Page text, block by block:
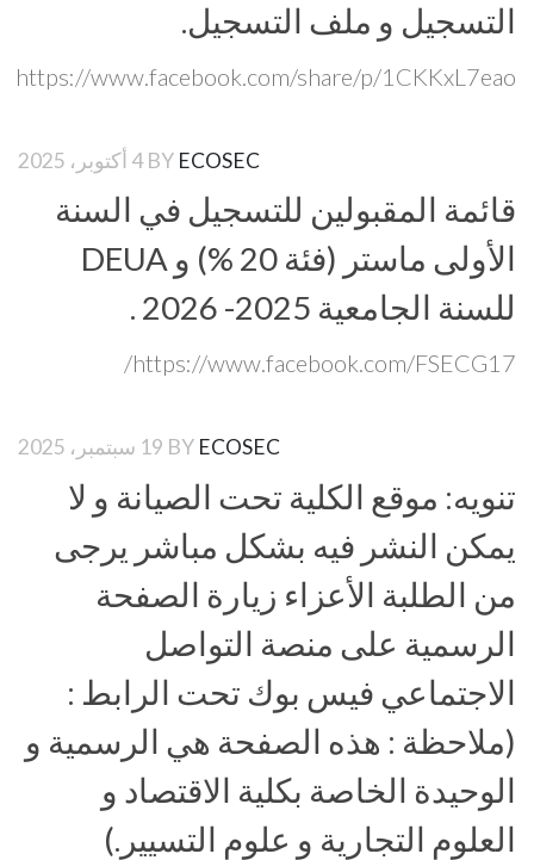
التسجيل و ملف التسجيل.
https://www.facebook.com/share/p/1CKKxL7eao
4 أكتوبر، 2025 BY ECOSEC
قائمة المقبولين للتسجيل في السنة
الأولى ماستر (فئة 20 %) و DEUA
للسنة الجامعية 2025- 2026 .
https://www.facebook.com/FSECG17/
19 سبتمبر، 2025 BY ECOSEC
تنويه: موقع الكلية تحت الصيانة و لا
يمكن النشر فيه بشكل مباشر يرجى
من الطلبة الأعزاء زيارة الصفحة
الرسمية على منصة التواصل
الاجتماعي فيس بوك تحت الرابط :
(ملاحظة : هذه الصفحة هي الرسمية و
الوحيدة الخاصة بكلية الاقتصاد و
العلوم التجارية و علوم التسيير.)